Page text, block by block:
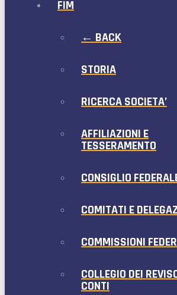
FIM
← BACK
STORIA
RICERCA SOCIETA’
AFFILIAZIONI E
TESSERAMENTO
CONSIGLIO
COMITATI E
COMMISSIONI
COLLEGIO DEI
CONTI